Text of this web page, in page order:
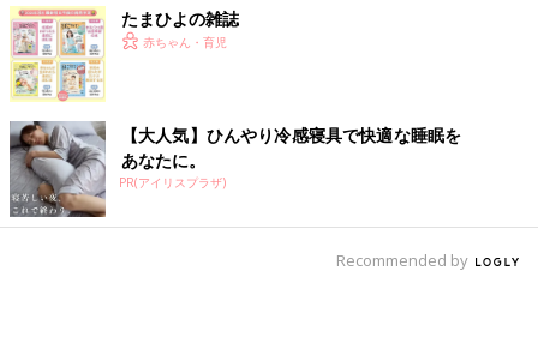
たまひよの雑誌
赤ちゃん・育児
【大人気】ひんやり冷感寝具で快適な睡眠を
あなたに。
PR(アイリスプラザ)
Recommended by